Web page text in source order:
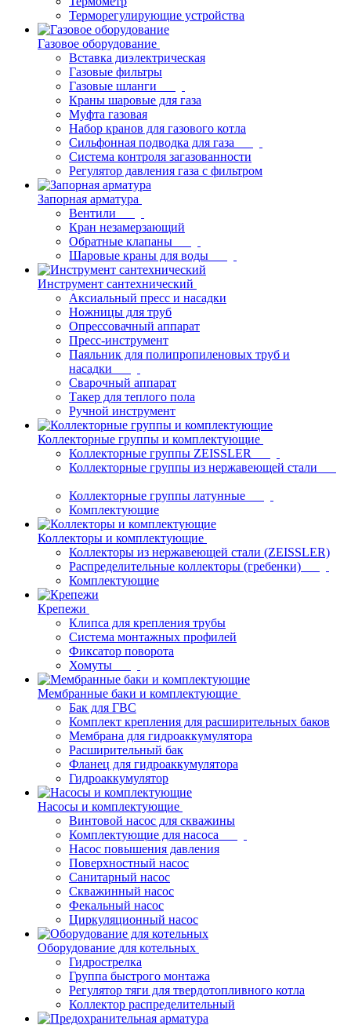
Терморегулирующие устройства
Газовое оборудование
Вставка диэлектрическая
Газовые фильтры
Газовые шланги
Краны шаровые для газа
Муфта газовая
Набор кранов для газового котла
Сильфонная подводка для газа
Система контроля загазованности
Регулятор давления газа с фильтром
Запорная арматура
Вентили
Кран незамерзающий
Обратные клапаны
Шаровые краны для воды
Инструмент сантехнический
Аксиальный пресс и насадки
Ножницы для труб
Опрессовачный аппарат
Пресс-инструмент
Паяльник для полипропиленовых труб и
насадки
Сварочный аппарат
Такер для теплого пола
Ручной инструмент
Коллекторные группы и комплектующие
Коллекторные группы ZEISSLER
Коллекторные группы из нержавеющей стали
Коллекторные группы латунные
Комплектующие
Коллекторы и комплектующие
Коллекторы из нержавеющей стали (ZEISSLER)
Распределительные коллекторы (гребенки)
Комплектующие
Крепежи
Клипса для крепления трубы
Система монтажных профилей
Фиксатор поворота
Хомуты
Мембранные баки и комплектующие
Бак для ГВС
Комплект крепления для расширительных баков
Мембрана для гидроаккумулятора
Расширительный бак
Фланец для гидроаккумулятора
Гидроаккумулятор
Насосы и комплектующие
Винтовой насос для скважины
Комплектующие для насоса
Насос повышения давления
Поверхностный насос
Санитарный насос
Скважинный насос
Фекальный насос
Циркуляционный насос
Оборудование для котельных
Гидрострелка
Группа быстрого монтажа
Регулятор тяги для твердотопливного котла
Коллектор распределительный